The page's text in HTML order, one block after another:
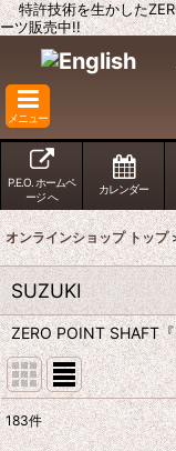
特許技術を生かした
ーツ販売中!!
メニュー
P.E.O. ホームペ
ージ へ
カレンダー
オンラインショップ トップ
SUZUKI
ZERO POINT SHAFT
表示数:
183件